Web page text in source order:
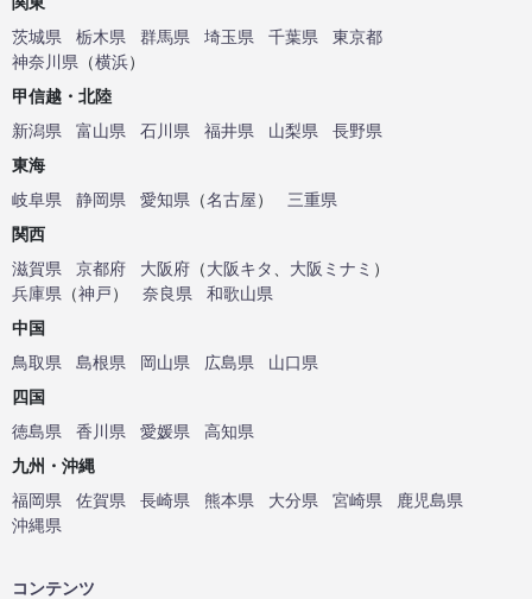
茨城県
栃木県 群馬県 埼玉県 千葉県
東京都
神奈川県 （横浜）
甲信越・北陸
新潟県
富山県 石川県 福井県 山梨県
長野県
東海
岐阜県
静岡県 愛知県 （名古屋）
三重県
関西
滋賀県
京都府 大阪府 （大阪キタ 大阪ミナミ ）
兵庫県 （神戸） 奈良県
和歌山県
中国
鳥取県
島根県 岡山県 広島県
山口県
四国
徳島県
香川県 愛媛県
高知県
九州・沖縄
福岡県
佐賀県 長崎県 熊本県 大分県 宮崎県
鹿児島県
沖縄県
コンテンツ